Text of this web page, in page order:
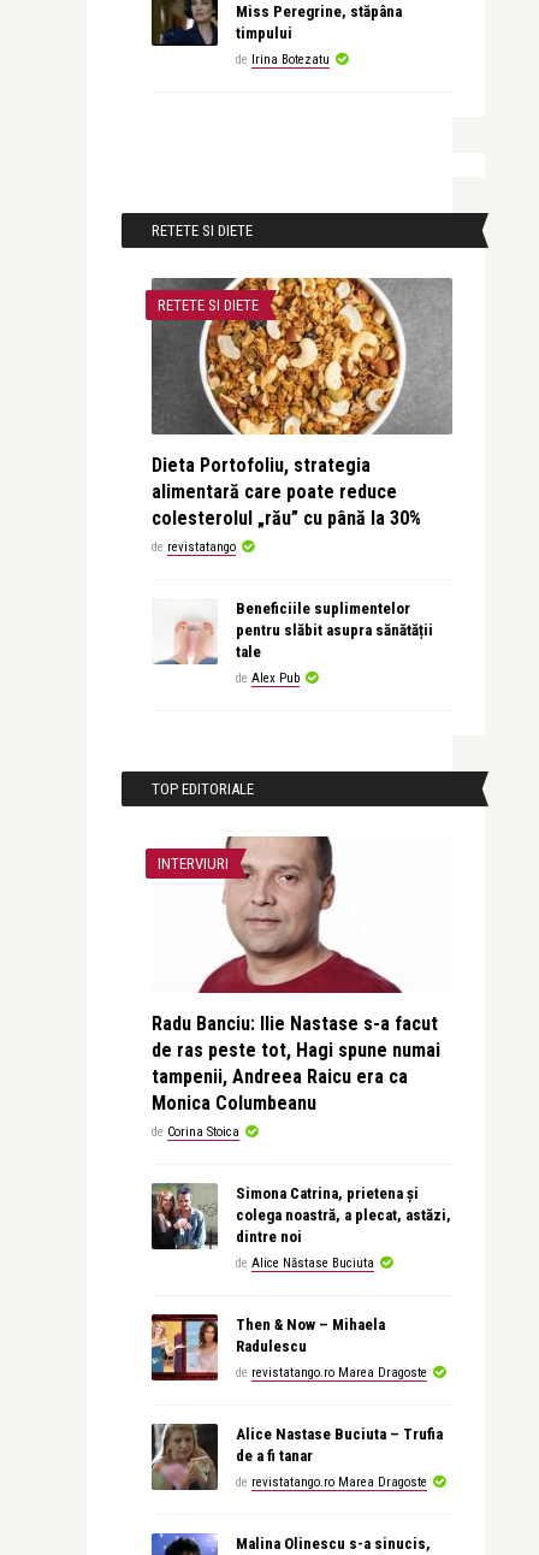
Miss Peregrine, stăpâna
timpului
de Irina Botezatu
RETETE SI DIETE
RETETE SI DIETE
Dieta Portofoliu, strategia
alimentară care poate reduce
colesterolul „rău” cu până la 30%
de revistatango
Beneficiile suplimentelor
pentru slăbit asupra sănătății
tale
de Alex Pub
TOP EDITORIALE
INTERVIURI
Radu Banciu: Ilie Nastase s-a facut
de ras peste tot, Hagi spune numai
tampenii, Andreea Raicu era ca
Monica Columbeanu
de Corina Stoica
Simona Catrina, prietena și
colega noastră, a plecat, astăzi,
dintre noi
de Alice Năstase Buciuta
Then & Now – Mihaela
Radulescu
de revistatango.ro Marea Dragoste
Alice Nastase Buciuta – Trufia
de a fi tanar
de revistatango.ro Marea Dragoste
Malina Olinescu s-a sinucis,